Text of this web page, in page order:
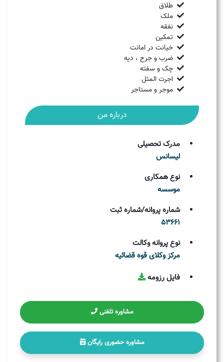
طلاق
ملک
نفقه
تمکین
خیانت در امانت
ضرب و جرح ، دیه
چک و سفته
اجرت المثل
موجر و مستاجر
درباره من
مدرک تحصیلی
لیسانس
نوع همکاری
موسسه
شماره پروانه/شماره ثبت
53661
نوع پروانه وکالت
مركز وکلای قوه قضائيه
فایل رزومه
مشاوره تلفنی
مشاوره حضوری رایگان